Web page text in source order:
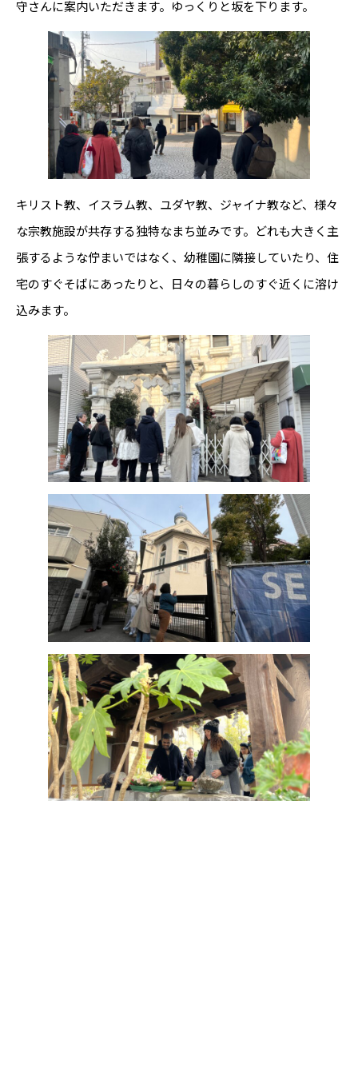
守さんに案内いただきます。ゆっくりと坂を下ります。
キリスト教、イスラム教、ユダヤ教、ジャイナ教など、様々
な宗教施設が共存する独特なまち並みです。どれも大きく主
張するような佇まいではなく、幼稚園に隣接していたり、住
宅のすぐそばにあったりと、日々の暮らしのすぐ近くに溶け
込みます。